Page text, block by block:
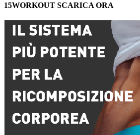
15WORKOUT SCARICA ORA